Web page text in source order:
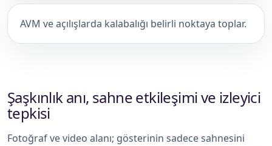
AVM ve açılışlarda kalabalığı belirli noktaya toplar.
Şaşkınlık anı, sahne etkileşimi ve izleyici
tepkisi
Fotoğraf ve video alanı; gösterinin sadece sahnesini